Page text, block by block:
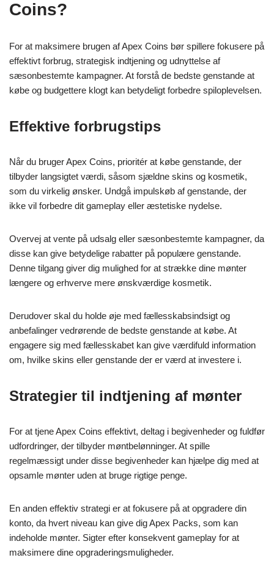
Coins?
For at maksimere brugen af Apex Coins bør spillere fokusere på
effektivt forbrug, strategisk indtjening og udnyttelse af
sæsonbestemte kampagner. At forstå de bedste genstande at
købe og budgettere klogt kan betydeligt forbedre spiloplevelsen.
Effektive forbrugstips
Når du bruger Apex Coins, prioritér at købe genstande, der
tilbyder langsigtet værdi, såsom sjældne skins og kosmetik,
som du virkelig ønsker. Undgå impulskøb af genstande, der
ikke vil forbedre dit gameplay eller æstetiske nydelse.
Overvej at vente på udsalg eller sæsonbestemte kampagner, da
disse kan give betydelige rabatter på populære genstande.
Denne tilgang giver dig mulighed for at strække dine mønter
længere og erhverve mere ønskværdige kosmetik.
Derudover skal du holde øje med fællesskabsindsigt og
anbefalinger vedrørende de bedste genstande at købe. At
engagere sig med fællesskabet kan give værdifuld information
om, hvilke skins eller genstande der er værd at investere i.
Strategier til indtjening af mønter
For at tjene Apex Coins effektivt, deltag i begivenheder og fuldfør
udfordringer, der tilbyder møntbelønninger. At spille
regelmæssigt under disse begivenheder kan hjælpe dig med at
opsamle mønter uden at bruge rigtige penge.
En anden effektiv strategi er at fokusere på at opgradere din
konto, da hvert niveau kan give dig Apex Packs, som kan
indeholde mønter. Sigter efter konsekvent gameplay for at
maksimere dine opgraderingsmuligheder.